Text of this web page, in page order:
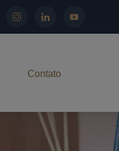
Contato